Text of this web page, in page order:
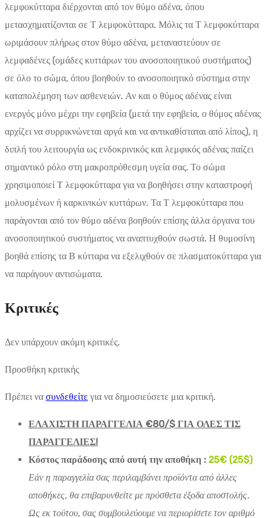
λεμφοκύτταρα διέρχονται από τον θύμο αδένα, όπου
μετασχηματίζονται σε Τ λεμφοκύτταρα. Μόλις τα Τ λεμφοκύτταρα
ωριμάσουν πλήρως στον θύμο αδένα, μεταναστεύουν σε
λεμφαδένες (ομάδες κυττάρων του ανοσοποιητικού συστήματος)
σε όλο το σώμα, όπου βοηθούν το ανοσοποιητικό σύστημα στην
καταπολέμηση των ασθενειών. Αν και ο θύμος αδένας είναι
ενεργός μόνο μέχρι την εφηβεία (μετά την εφηβεία, ο θύμος αδένας
αρχίζει να συρρικνώνεται αργά και να αντικαθίσταται από λίπος), η
διπλή του λειτουργία ως ενδοκρινικός και λεμφικός αδένας παίζει
σημαντικό ρόλο στη μακροπρόθεσμη υγεία σας. Το σώμα
χρησιμοποιεί Τ λεμφοκύτταρα για να βοηθήσει στην καταστροφή
μολυσμένων ή καρκινικών κυττάρων. Τα Τ λεμφοκύτταρα που
παράγονται από τον θύμο αδένα βοηθούν επίσης άλλα όργανα του
ανοσοποιητικού συστήματος να αναπτυχθούν σωστά. Η θυμοσίνη
βοηθά επίσης τα Β κύτταρα να εξελιχθούν σε πλασματοκύτταρα για
να παράγουν αντισώματα.
Κριτικές
Δεν υπάρχουν ακόμη κριτικές.
Προσθήκη κριτικής
Πρέπει να συνδεθείτε για να δημοσιεύσετε μια κριτική.
ΕΛΑΧΙΣΤΗ ΠΑΡΑΓΓΕΛΙΑ €80/$ ΓΙΑ ΟΛΕΣ ΤΙΣ
ΠΑΡΑΓΓΕΛΙΕΣ!
Κόστος παράδοσης από αυτή την αποθήκη : 25€ (25$)
Εάν η παραγγελία σας περιλαμβάνει προϊόντα από άλλες
αποθήκες, θα επιβαρυνθείτε με πρόσθετα έξοδα αποστολής.
Ως εκ τούτου, σας συμβουλεύουμε να περιορίσετε τον αριθμό